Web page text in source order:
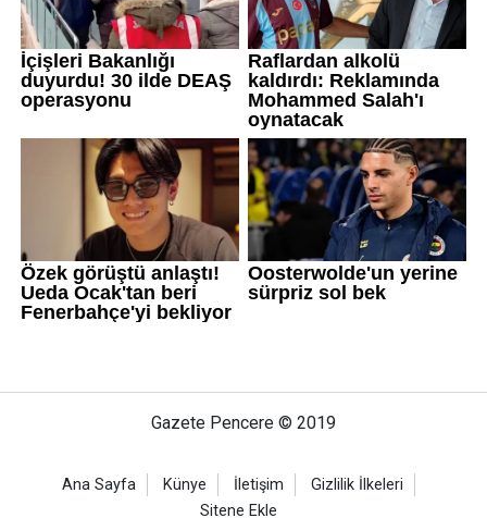
Gazete Pencere © 2019
Ana Sayfa Künye İletişim
Gizlilik İlkeleri
Sitene Ekle